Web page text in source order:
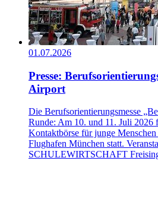
01.07.2026
Presse:
Airport
Die Berufsorientierungsmesse
Runde: Am 10. und 11. Juli 2026
Kontaktbörse für junge
Flughafen München statt.
SCHULEWIRTSCHAFT